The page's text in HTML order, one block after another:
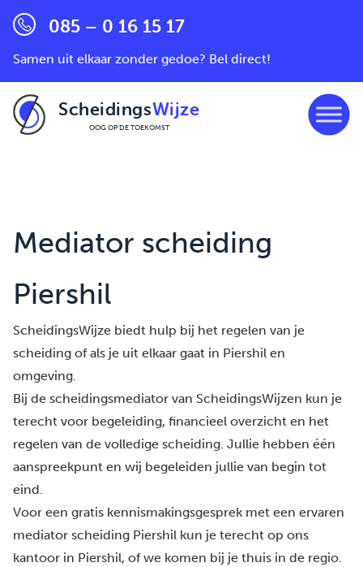
085 – 0 16 15 17
Samen uit elkaar zonder gedoe? Bel direct!
ScheidingsWijze
OOG OP DE TOEKOMST
Mediator scheiding
Piershil
ScheidingsWijze biedt hulp bij het regelen van je
scheiding of als je uit elkaar gaat in Piershil en
omgeving.
Bij de scheidingsmediator van ScheidingsWijzen kun je
terecht voor begeleiding, financieel overzicht en het
regelen van de volledige scheiding. Jullie hebben één
aanspreekpunt en wij begeleiden jullie van begin tot
eind.
Voor een gratis kennismakingsgesprek met een ervaren
mediator scheiding Piershil kun je terecht op ons
kantoor in Piershil, of we komen bij je thuis in de regio.